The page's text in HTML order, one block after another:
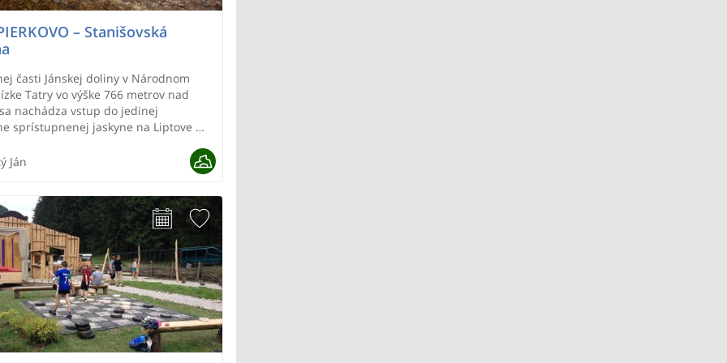
– Stanišovská
časti Jánskej doliny v Národnom
Tatry vo výške 766 metrov nad
nachádza vstup do jedinej
sprístupnenej jaskyne na Liptove –
súvisí s Malou Stanišovskou
oproti.
Ján